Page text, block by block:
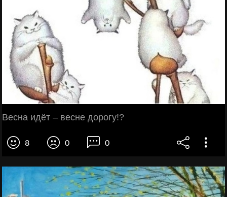
Весна идёт – весне дорогу!?
8 0 0